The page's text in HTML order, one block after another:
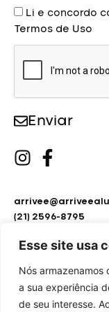
Esse site usa
Nós armazenamos
a sua experiência
de seu interesse.
AceiteLi e concordo
Termos de Uso
Enviar
(21) 2596-8795